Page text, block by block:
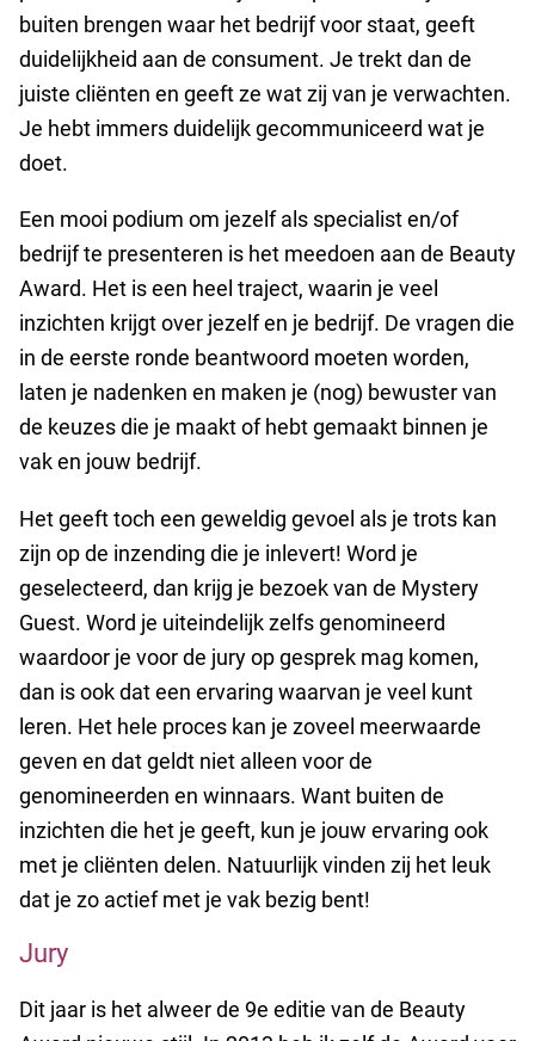
buiten brengen waar het bedrijf voor staat, geeft
duidelijkheid aan de consument. Je trekt dan de
juiste cliënten en geeft ze wat zij van je verwachten.
Je hebt immers duidelijk gecommuniceerd wat je
doet.
Een mooi podium om jezelf als specialist en/of
bedrijf te presenteren is het meedoen aan de Beauty
Award. Het is een heel traject, waarin je veel
inzichten krijgt over jezelf en je bedrijf. De vragen die
in de eerste ronde beantwoord moeten worden,
laten je nadenken en maken je (nog) bewuster van
de keuzes die je maakt of hebt gemaakt binnen je
vak en jouw bedrijf.
Het geeft toch een geweldig gevoel als je trots kan
zijn op de inzending die je inlevert! Word je
geselecteerd, dan krijg je bezoek van de Mystery
Guest. Word je uiteindelijk zelfs genomineerd
waardoor je voor de jury op gesprek mag komen,
dan is ook dat een ervaring waarvan je veel kunt
leren. Het hele proces kan je zoveel meerwaarde
geven en dat geldt niet alleen voor de
genomineerden en winnaars. Want buiten de
inzichten die het je geeft, kun je jouw ervaring ook
met je cliënten delen. Natuurlijk vinden zij het leuk
dat je zo actief met je vak bezig bent!
Jury
Dit jaar is het alweer de 9e editie van de Beauty